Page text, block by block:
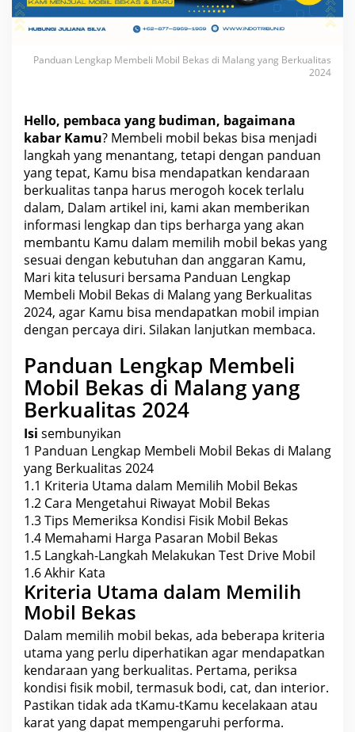
M
o
b
B
d
i
M
a
l
a
g
y
a
n
g
B
e
r
k
u
l
i
t
s
2
0
2
4
Panduan Lengkap Membeli Mobil Bekas di Malang yang Berkualitas
2024
Hello, pembaca yang budiman, bagaimana
kabar Kamu? Membeli mobil bekas bisa menjadi
langkah yang menantang, tetapi dengan panduan
yang tepat, Kamu bisa mendapatkan kendaraan
berkualitas tanpa harus merogoh kocek terlalu
dalam, Dalam artikel ini, kami akan memberikan
informasi lengkap dan tips berharga yang akan
membantu Kamu dalam memilih mobil bekas yang
sesuai dengan kebutuhan dan anggaran Kamu,
Mari kita telusuri bersama Panduan Lengkap
Membeli Mobil Bekas di Malang yang Berkualitas
2024, agar Kamu bisa mendapatkan mobil impian
dengan percaya diri. Silakan lanjutkan membaca.
Panduan Lengkap Membeli
Mobil Bekas di Malang yang
Berkualitas 2024
Isi sembunyikan
1 Panduan Lengkap Membeli Mobil Bekas di Malang
yang Berkualitas 2024
1.1 Kriteria Utama dalam Memilih Mobil Bekas
1.2 Cara Mengetahui Riwayat Mobil Bekas
1.3Tips Memeriksa Kondisi Fisik Mobil Bekas
1.4 Memahami Harga Pasaran Mobil Bekas
1.5 Langkah-Langkah Melakukan Test Drive Mobil
1.6Akhir Kata
Kriteria Utama dalam Memilih
Mobil Bekas
Dalam memilih mobil bekas, ada beberapa kriteria
utama yang perlu diperhatikan agar mendapatkan
kendaraan yang berkualitas. Pertama, periksa
kondisi fisik mobil, termasuk bodi, cat, dan interior.
Pastikan tidak ada tKamu-tKamu kecelakaan atau
karat yang dapat mempengaruhi performa.